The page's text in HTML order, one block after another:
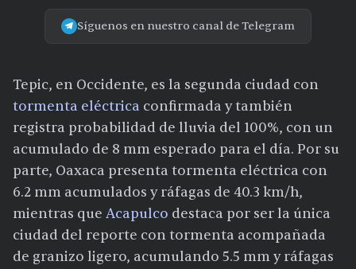
Síguenos en nuestro canal de Telegram
Tepic, en Occidente, es la segunda ciudad con
tormenta eléctrica confirmada y también
registra probabilidad de lluvia del 100%, con un
acumulado de 8 mm esperado para el día. Por su
parte, Oaxaca presenta tormenta eléctrica con
6.2 mm acumulados y ráfagas de 40.3 km/h,
mientras que Acapulco destaca por ser la única
ciudad del reporte con tormenta acompañada
de granizo ligero, acumulando 5.5 mm y ráfagas